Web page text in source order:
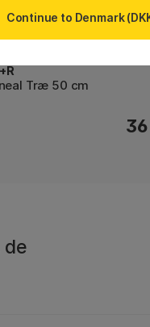
Træ 50 cm
36
de
Continue to Denmark